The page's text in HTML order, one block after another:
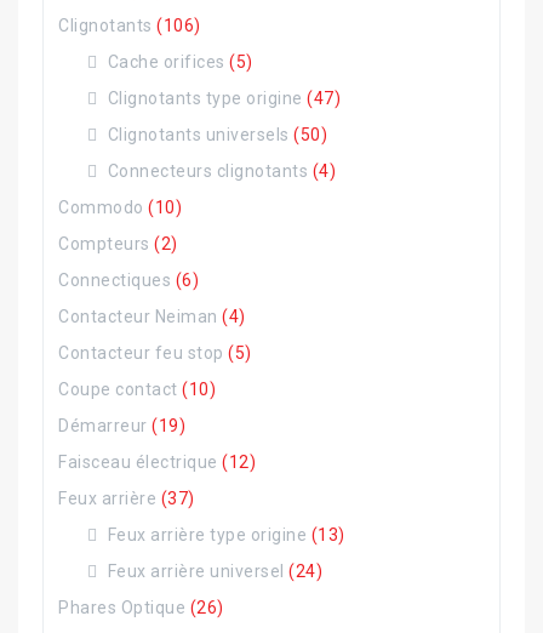
Clignotants (106)
Cache orifices (5)
Clignotants type origine (47)
Clignotants universels (50)
Connecteurs clignotants (4)
Commodo (10)
Compteurs (2)
Connectiques (6)
Contacteur Neiman (4)
Contacteur feu stop (5)
Coupe contact (10)
Démarreur (19)
Faisceau électrique (12)
Feux arrière (37)
Feux arrière type origine (13)
Feux arrière universel (24)
Phares Optique (26)